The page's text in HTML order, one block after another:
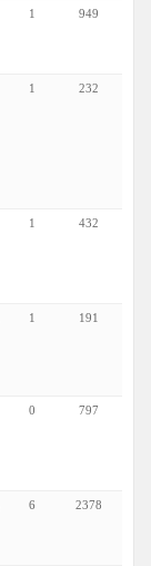
1 949
1 232
1 432
1 191
0 797
6 2378